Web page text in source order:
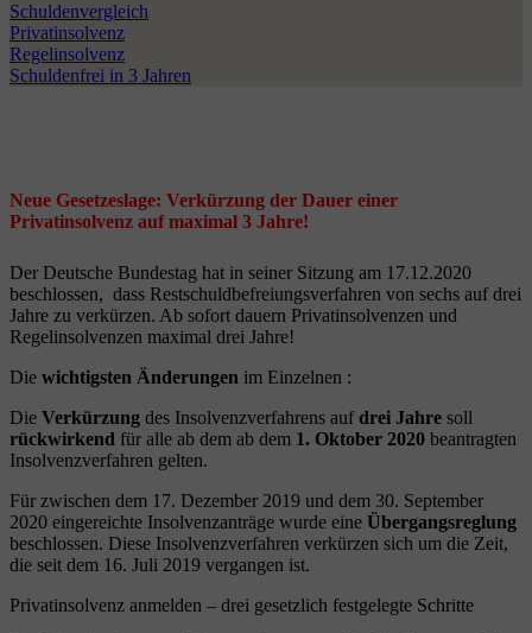
Schuldenvergleich
Privatinsolvenz
Regelinsolvenz
Schuldenfrei in 3 Jahren
Neue Gesetzeslage: Verkürzung der Dauer einer
Privatinsolvenz auf maximal 3 Jahre!
Der Deutsche Bundestag hat in seiner Sitzung am 17.12.2020
beschlossen, dass Restschuldbefreiungsverfahren von sechs auf drei
Jahre zu verkürzen. Ab sofort dauern Privatinsolvenzen und
Regelinsolvenzen maximal drei Jahre!
Die wichtigsten Änderungen im Einzelnen :
Die Verkürzung des Insolvenzverfahrens aufdrei Jahre soll
rückwirkend für alle ab dem ab dem 1. Oktober 2020 beantragten
Insolvenzverfahren gelten.
Für zwischen dem 17. Dezember 2019 und dem 30. September
2020 eingereichte Insolvenzanträge wurde eine Übergangsreglung
beschlossen. Diese Insolvenzverfahren verkürzen sich um die Zeit,
die seit dem 16. Juli 2019 vergangen ist.
Privatinsolvenz anmelden – drei gesetzlich festgelegte Schritte